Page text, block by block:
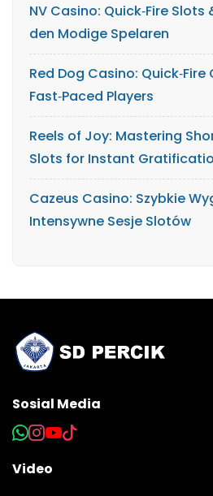
NV Casino: Quick‑Fire
den Modige Spelaren
Red Dog Casino:
Fast‑Paced Players
Reels of Joy: Mastering
Slots for Instant
Cazeus Casino: Szybkie
Intensywne Sesje Slotów
Sosial Media
Video